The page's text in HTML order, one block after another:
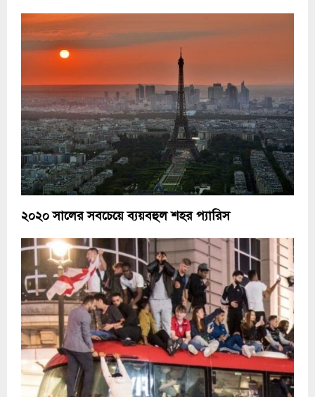
২০২০ সালের সবচেয়ে ব্যয়বহুল শহর প্যারিস